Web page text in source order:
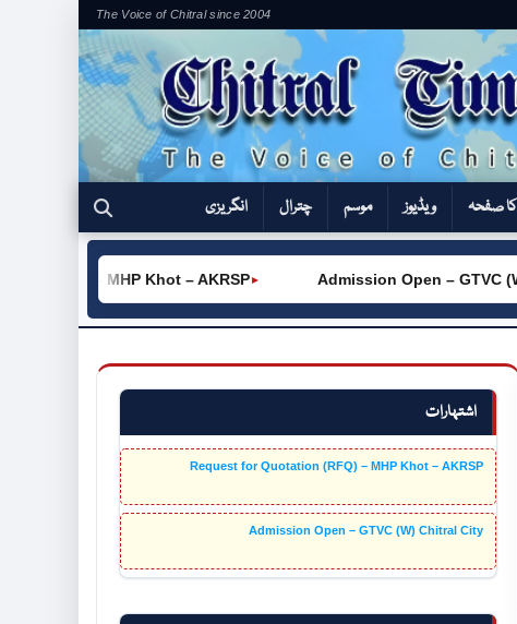
The Voice of Chitral since 2004
کا صفحہ ویڈیوز موسم چترال انگریزی
►
– MHP Khot – AKRSP Admission Open – GTVC (W)
اشتہارات
Request for Quotation (RFQ) – MHP Khot – AKRSP
Admission Open – GTVC (W) Chitral City